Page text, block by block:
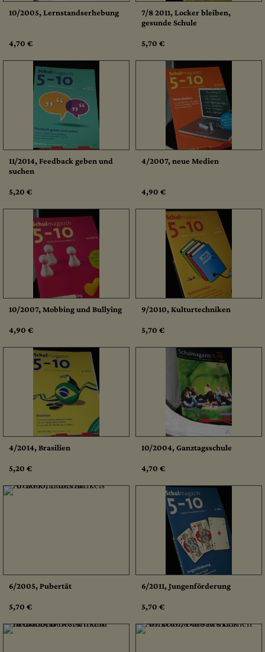
10/2005, Lernstandserhebung
4,70 €
7/8 2011, Locker bleiben,
gesunde Schule
5,70 €
11/2014, Feedback geben und
suchen
5,20 €
4/2007, neue Medien
4,90 €
10/2007, Mobbing und Bullying
4,90 €
9/2010, Kulturtechniken
5,70 €
4/2014, Brasilien
5,20 €
10/2004, Ganztagsschule
4,70 €
6/2005, Pubertät
5,70 €
6/2011, Jungenförderung
5,70 €